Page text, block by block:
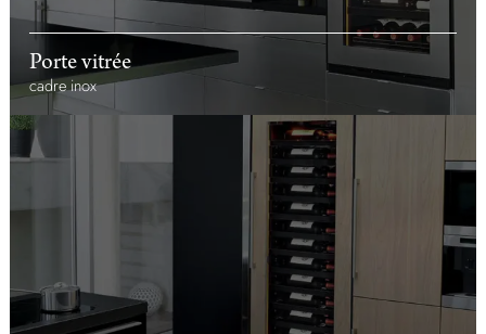
Porte vitrée
cadre inox